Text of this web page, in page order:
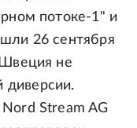
потоке-1" и
26 сентября
не
диверсии.
Stream AG